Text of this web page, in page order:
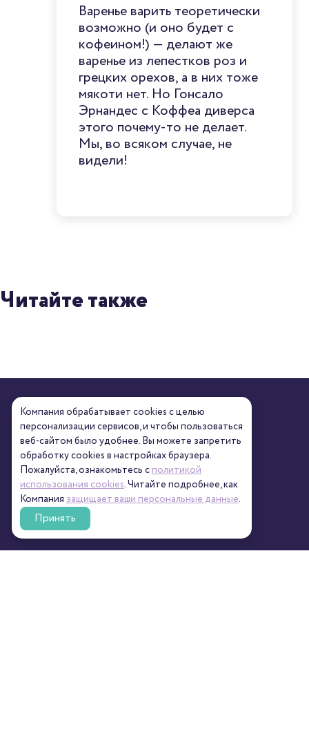
Варенье варить теоретически
возможно (и оно будет с
кофеином!) — делают же
варенье из лепестков роз и
грецких орехов, а в них тоже
мякоти нет. Но Гонсало
Эрнандес с Коффеа диверса
этого почему-то не делает.
Мы, во всяком случае, не
видели!
Читайте также
Компания обрабатывает cookies с целью
персонализации сервисов, и чтобы пользоваться
веб-сайтом было удобнее. Вы можете запретить
обработку сookies в настройках браузера.
Пожалуйста, ознакомьтесь сполитикой
использования cookies. Читайте подробнее, как
Компания защищает ваши персональные данные.
Принять